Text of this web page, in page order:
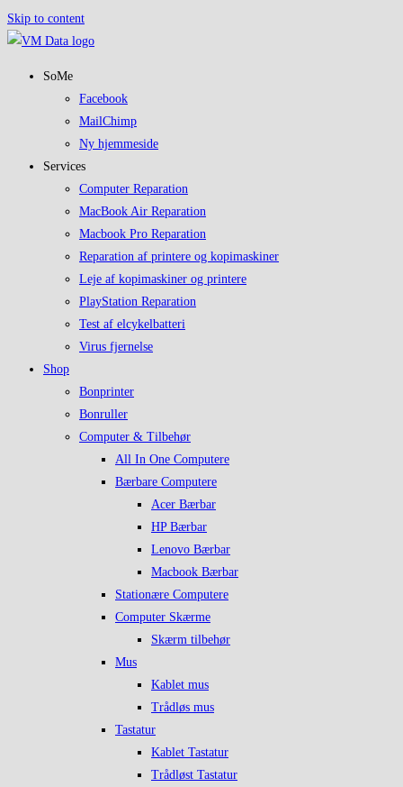
Skip to content
SoMe
Facebook
MailChimp
Ny hjemmeside
Services
Computer Reparation
MacBook Air Reparation
Macbook Pro Reparation
Reparation af printere og kopimaskiner
Leje af kopimaskiner og printere
PlayStation Reparation
Test af elcykelbatteri
Virus fjernelse
Shop
Bonprinter
Bonruller
Computer & Tilbehør
All In One Computere
Bærbare Computere
Acer Bærbar
HP Bærbar
Lenovo Bærbar
Macbook Bærbar
Stationære Computere
Computer Skærme
Skærm tilbehør
Mus
Kablet mus
Trådløs mus
Tastatur
Kablet Tastatur
Trådløst Tastatur